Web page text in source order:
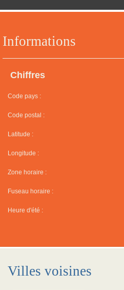
Informations
Chiffres
Code pays :
Code postal :
Latitude :
Longitude :
Zone horaire :
Fuseau horaire :
Heure d'été :
Villes voisines